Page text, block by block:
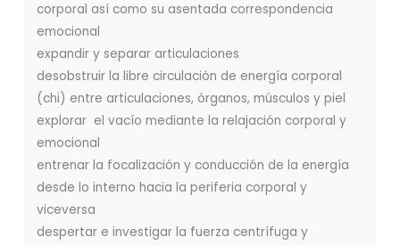
corporal así como su asentada correspondencia
emocional
expandir y separar articulaciones
desobstruir la libre circulación de energía corporal
(chi) entre articulaciones, órganos, músculos y piel
explorar el vacío mediante la relajación corporal y
emocional
entrenar la focalización y conducción de la energía
desde lo interno hacia la periferia corporal y
viceversa
despertar e investigar la fuerza centrífuga y